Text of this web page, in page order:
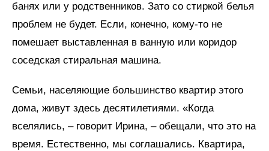
банях или у родственников. Зато со стиркой белья
проблем не будет. Если, конечно, кому-то не
помешает выставленная в ванную или коридор
соседская стиральная машина.
Семьи, населяющие большинство квартир этого
дома, живут здесь десятилетиями. «Когда
вселялись, – говорит Ирина, – обещали, что это на
время. Естественно, мы соглашались. Квартира,